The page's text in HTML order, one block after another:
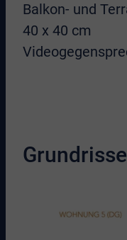
Balkon- und
40 x 40 cm
Grundrisse